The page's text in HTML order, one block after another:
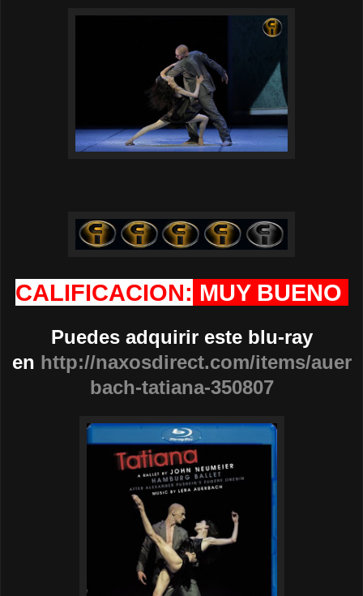
CALIFICACION: MUY BUENO
Puedes adquirir este blu-ray
en http://naxosdirect.com/items/auer
bach-tatiana-350807